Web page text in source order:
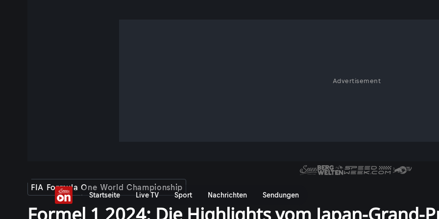
Advertisement
Startseite Live TV Sport Nachrichten Sendungen
FIA Formula One World Championship